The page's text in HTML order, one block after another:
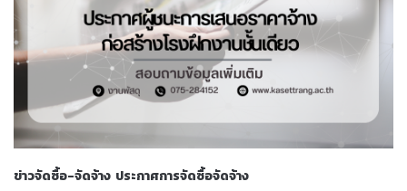
ข่าวจัดซื้อ-จัดจ้าง ประกาศการจัดซื้อจัดจ้าง